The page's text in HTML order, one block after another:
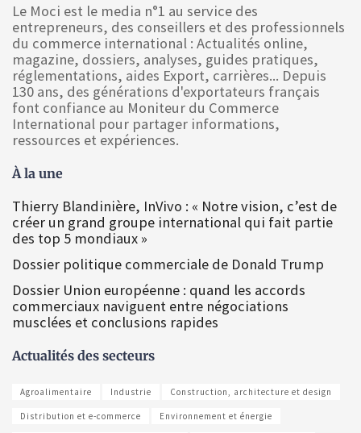
Le Moci est le media n°1 au service des
entrepreneurs, des conseillers et des professionnels
du commerce international : Actualités online,
magazine, dossiers, analyses, guides pratiques,
réglementations, aides Export, carrières... Depuis
130 ans, des générations d'exportateurs français
font confiance au Moniteur du Commerce
International pour partager informations,
ressources et expériences.
À la une
Thierry Blandinière, InVivo : « Notre vision, c’est de
créer un grand groupe international qui fait partie
des top 5 mondiaux »
Dossier politique commerciale de Donald Trump
Dossier Union européenne : quand les accords
commerciaux naviguent entre négociations
musclées et conclusions rapides
Actualités des secteurs
Agroalimentaire Industrie Construction, architecture et design
Distribution et e-commerce Environnement et énergie